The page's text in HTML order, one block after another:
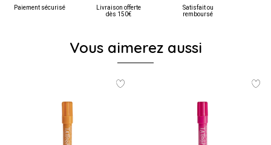
Paiement sécurisé
Livraison offerte
dès 150€
Satisfait ou
remboursé
Vous aimerez aussi